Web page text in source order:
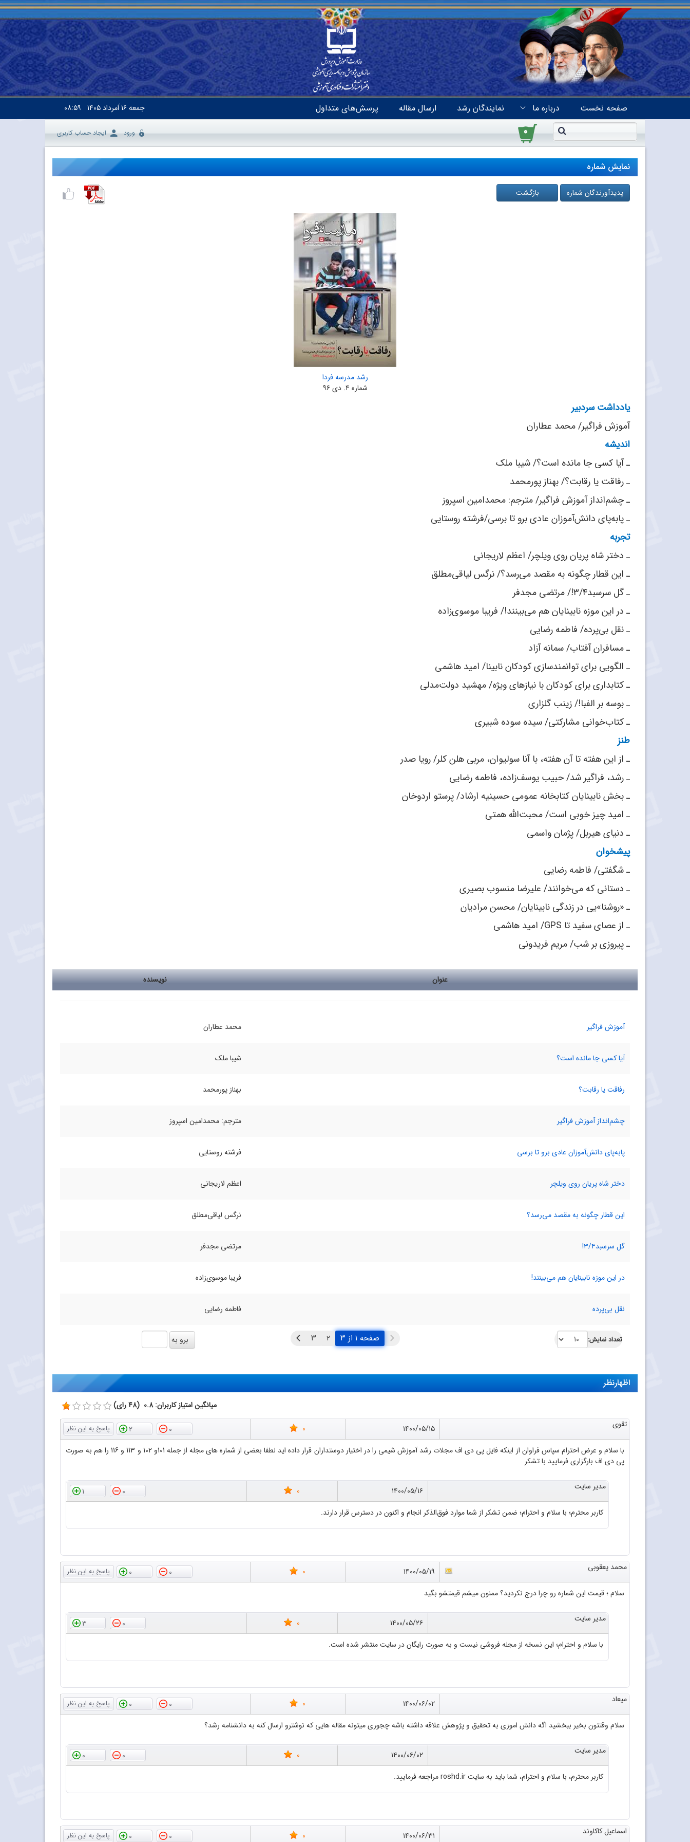
صفحه نخست درباره ما نمایندگان رشد ارسال مقاله پرسش‌های متداول جمعه۱۶ اَمرداد ۱۴۰۵ ۰۸:۵۹
۰ ورود ایجاد حساب کاربری
نمایش شماره
پدیدآورندگان شماره بازگشت
رشد مدرسه‌ فردا
شماره ۴. دی ۹۶
یادداشت سردبیر
آموزش فراگیر/ محمد‌ عطاران
اندیشه
ـ آیا کسی جا مانده است؟/ شیبا ملک
ـ رفاقت یا رقابت؟/ بهناز پورمحمد
ـ چشم‌انداز آموزش فراگیر/ مترجم: محمدامین اسپروز
ـ پابه‌پای دانش‌آموزان عادی برو تا برسی/فرشته روستایی
تجربه
ـ دختر شاه ‌پریان روی ویلچر/ اعظم لاریجانی
ـ این قطار چگونه به مقصد می‌رسد؟/ نرگس لیاقی‌مطلق
ـ گل سرسبد۳/۴!/ مرتضی مجدفر
ـ در این موزه نابینایان هم می‌بینند!/ فریبا موسوی‌زاده
ـ نقل بی‌پرده/ فاطمه رضایی
ـ مسافران آفتاب/ سمانه آزاد
ـ الگویی برای توانمند‌سازی کودکان نابینا/ امید هاشمی
ـ کتابداری برای کودکان با نیازهای ویژه/ مهشید دولت‌مدلی
ـ بوسه بر الفبا!/ زینب گلزاری
ـ کتاب‌خوانی مشارکتی/ سیده‌ سوده شبیری
طنز
ـ از این هفته تا آن هفته، با آنا سولیوان، مربی هلن کلر/ رویا صدر
ـ رشد، فراگیر شد/ حبیب‌ یوسف‌زاده، فاطمه رضایی
ـ بخش نابینایان کتابخانه عمومی حسینیه ارشاد/ پرستو اردوخان
ـ امید چیز خوبی است/ محبت‌الله همتی
ـ دنیای هیربل/ پژمان واسمی
پیشخوان
ـ شگفتی/ فاطمه رضایی
ـ دستانی که می‌خوانند/ علیرضا منسوب بصیری
ـ «روشنا»یی در زندگی نابینایان/ محسن مرادیان
ـ از عصای سفید تا GPS/ امید هاشمی
ـ پیروزی بر شب/ مریم فریدونی
عنوان نویسنده
آموزش فراگیر محمد‌ عطاران
آیا کسی جا مانده است؟ شیبا ملک
رفاقت یا رقابت؟ بهناز پورمحمد
چشم‌انداز آموزش فراگیر مترجم: محمدامین اسپروز
پابه‌پای دانش‌آموزان عادی برو تا برسی فرشته روستایی
دختر شاه ‌پریان روی ویلچر اعظم لاریجانی
این قطار چگونه به مقصد می‌رسد؟ نرگس لیاقی‌مطلق
گل سرسبد۳/۴! مرتضی مجدفر
در این موزه نابینایان هم می‌بینند! فریبا موسوی‌زاده
نقل بی‌پرده فاطمه رضایی
تعداد نمایش: صفحه ۱ از ۳
اظهارنظر
میانگین امتیاز کاربران: 0.8 (48 رای)
تقوی
۱۴۰۰/۰۵/۱۵ 0
0
2
با سلام و عرض احترام سپاس فراوان از اینکه فایل پی دی اف مجلات رشد آموزش شیمی را در اختیار دوستداران قرار داده اید لطفا بعضی از شماره های مجله از جمله 101و 102 و 113 و 116 را هم به صورت
پی دی اف بارگزاری فرمایید با تشکر
مدیر سایت ۱۴۰۰/۰۵/۱۶ 0
0
1
کاربر محترم؛ با سلام و احترام؛ ضمن تشکر از شما موارد فوق‌الذکر انجام و اکنون در دسترس قرار دارند.
محمد یعقوبی ۱۴۰۰/۰۵/۱۹ 0
0
0
سلام ؛ قیمت این شماره رو چرا درج نکردید؟ ممنون میشم قیمتشو بگید
مدیر سایت ۱۴۰۰/۰۵/۲۶ 0
0
3
با سلام و احترام؛ این نسخه از مجله فروشی نیست و به صورت رایگان در سایت منتشر شده است.
میعاد ۱۴۰۰/۰۶/۰۲ 0
0
0
سلام وقتتون بخیر ببخشید اگه دانش اموزی به تحقیق و پژوهش علاقه داشته باشه چجوری میتونه مقاله هایی که نوشترو ارسال کنه به دانشنامه رشد؟
مدیر سایت ۱۴۰۰/۰۶/۰۲ 0
0
0
کاربر محترم، با سلام و احترام، شما باید به سایت roshd.ir مراجعه فرمایید.
اسماعیل کاکاوند ۱۴۰۰/۰۶/۳۱ 0
0
0